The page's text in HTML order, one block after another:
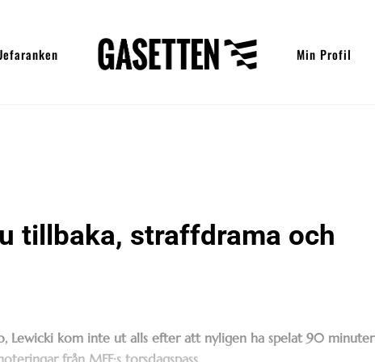
Min Profil
tillbaka, straffdrama och
Lewicki kom inte ut alls efter att nyligen ha spelat 90 minuter